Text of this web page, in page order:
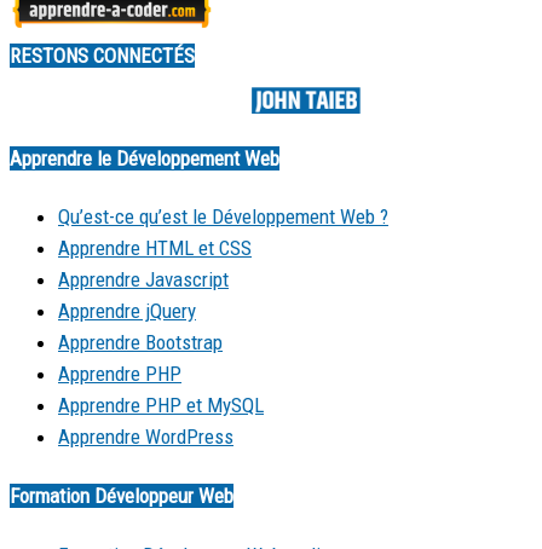
RESTONS CONNECTÉS
Apprendre le Développement Web
Qu’est-ce qu’est le Développement Web ?
Apprendre HTML et CSS
Apprendre Javascript
Apprendre jQuery
Apprendre Bootstrap
Apprendre PHP
Apprendre PHP et MySQL
Apprendre WordPress
Formation Développeur Web